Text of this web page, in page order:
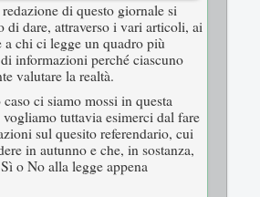
di questo giornale si
di dare, attraverso i vari articoli, ai
a chi ci legge un quadro più
informazioni perché ciascuno
valutare la realtà.
ci siamo mossi in questa
tuttavia esimerci dal fare
sul quesito referendario, cui
in autunno e che, in sostanza,
o No alla legge appena